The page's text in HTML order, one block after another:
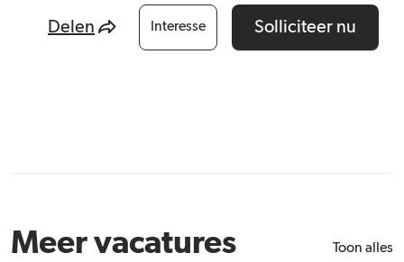
Delen Interesse Solliciteer nu
Meer vacatures Toon alles